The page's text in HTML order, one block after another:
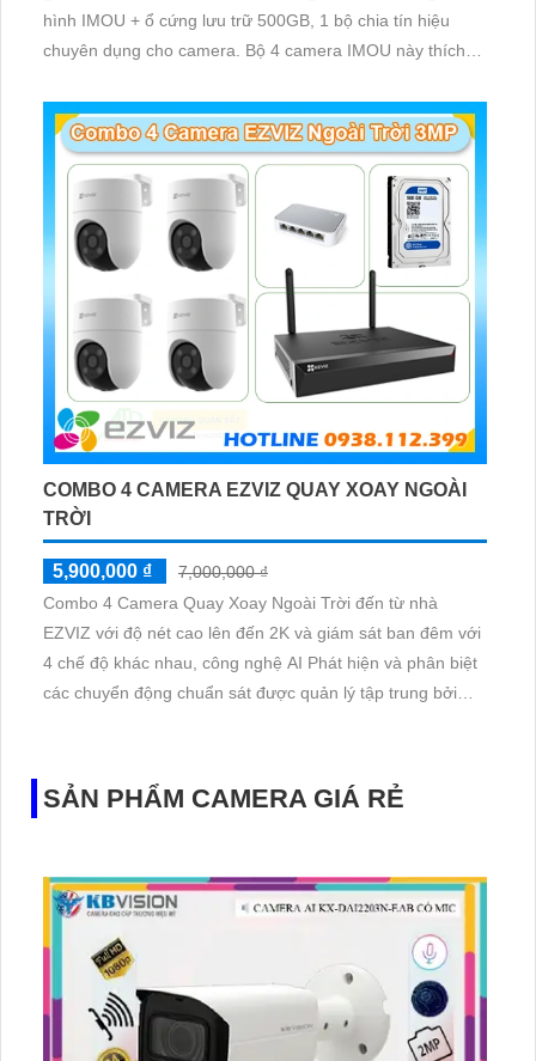
hình IMOU + ổ cứng lưu trữ 500GB, 1 bộ chia tín hiệu
chuyên dụng cho camera. Bộ 4 camera IMOU này thích
cần giám sát ngoài trời
COMBO 4 CAMERA EZVIZ QUAY XOAY NGOÀI
TRỜI
5,900,000 ₫
7,000,000 ₫
Combo 4 Camera Quay Xoay Ngoài Trời đến từ nhà
EZVIZ với độ nét cao lên đến 2K và giám sát ban đêm với
4 chế độ khác nhau, công nghệ AI Phát hiện và phân biệt
các chuyển động chuẩn sát được quản lý tập trung bởi
SẢN PHẨM CAMERA GIÁ RẺ